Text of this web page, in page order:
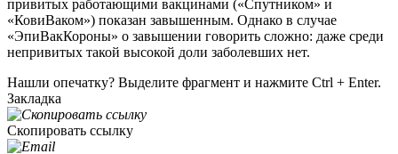
привитых работающими вакцинами («Спутником» и
«КовиВаком») показан завышенным. Однако в случае
«ЭпиВакКороны» о завышении говорить сложно: даже среди
непривитых такой высокой доли заболевших нет.
Нашли опечатку? Выделите фрагмент и нажмите Ctrl + Enter.
Закладка
Скопировать ссылку